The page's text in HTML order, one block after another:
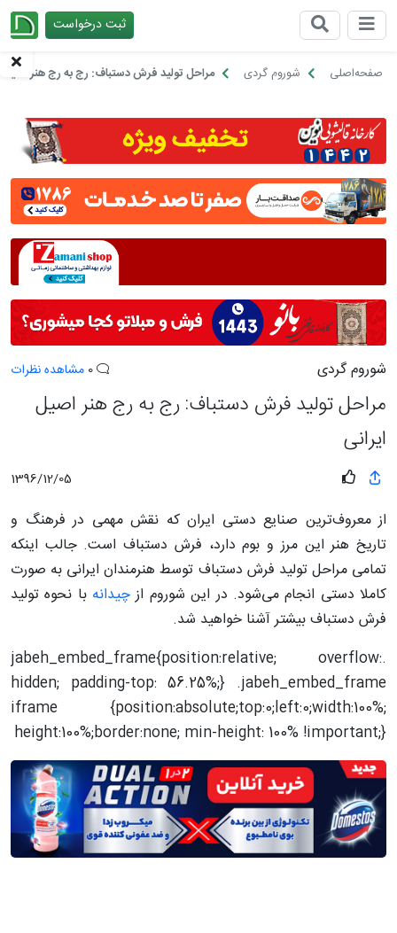
ثبت درخواست
صفحه‌اصلی شوروم گردی مراحل تولید فرش دستباف: رج به رج هنر اصیل
شوروم گردی مشاهده نظرات
مراحل تولید فرش دستباف: رج به رج هنر اصیل
ایرانی
1396/12/05
از معروف‌ترین صنایع دستی ایران که نقش مهمی در فرهنگ و
تاریخ هنر این مرز و بوم دارد، فرش دستباف است. جالب اینکه
تمامی مراحل تولید فرش دستباف توسط هنرمندان ایرانی به صورت
کاملا دستی انجام می‌شود. در این شوروم ازچیدانه با نحوه تولید
فرش دستباف بیشتر آشنا خواهید شد.
.jabeh_embed_frame{position:relative; overflow:
hidden; padding-top: 56.25%;} .jabeh_embed_frame
iframe {position:absolute;top:0;left:0;width:100%;
height:100%;border:none; min-height: 100% !important;}